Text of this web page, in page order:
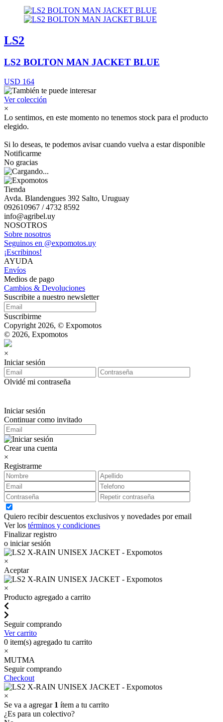
LS2
LS2 BOLTON MAN JACKET BLUE
USD 164
Ver colección
×
Lo sentimos, en este momento no tenemos stock para el producto
elegido.
Si lo deseas, te podemos avisar cuando vuelva a estar disponible
Notificarme
No gracias
Tienda
Avda. Blandengues 392 Salto, Uruguay
092610967 / 4732 8592
info@agribel.uy
NOSOTROS
Sobre nosotros
Seguinos en @expomotos.uy
¡Escribinos!
AYUDA
Envíos
Medios de pago
Cambios & Devoluciones
Suscribite a nuestro newsletter
Suscribirme
Copyright 2026, © Expomotos
© 2026, Expomotos
×
Iniciar sesión
Olvidé mi contraseña
Iniciar sesión
Continuar como invitado
Crear una cuenta
×
Registrarme
Quiero recibir descuentos exclusivos y novedades por email
Ver los términos y condiciones
Finalizar registro
o iniciar sesión
×
Aceptar
×
Producto agregado a carrito
Seguir comprando
Ver carrito
0 item(s) agregado tu carrito
×
MUTMA
Seguir comprando
Checkout
×
Se va a agregar 1 ítem a tu carrito
¿Es para un colectivo?